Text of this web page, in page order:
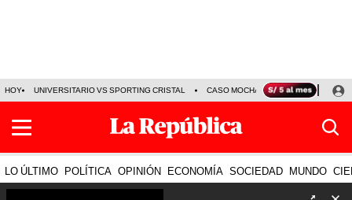
HOY UNIVERSITARIO VS SPORTING CRISTAL CASO MOCHASUELDOS
LO ÚLTIMO POLÍTICA OPINIÓN ECONOMÍA SOCIEDAD MUNDO